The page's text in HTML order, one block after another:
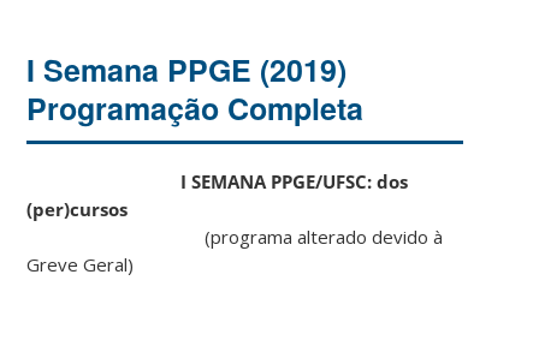
I Semana PPGE (2019)
Programação Completa
I SEMANA PPGE/UFSC: dos
(per)cursos
(programa alterado devido à
Greve Geral)